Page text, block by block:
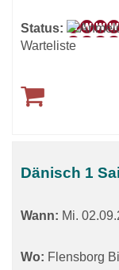
Status:
Warteliste
Dänisch 1
Wann: Mi.
Wo: Flensborg